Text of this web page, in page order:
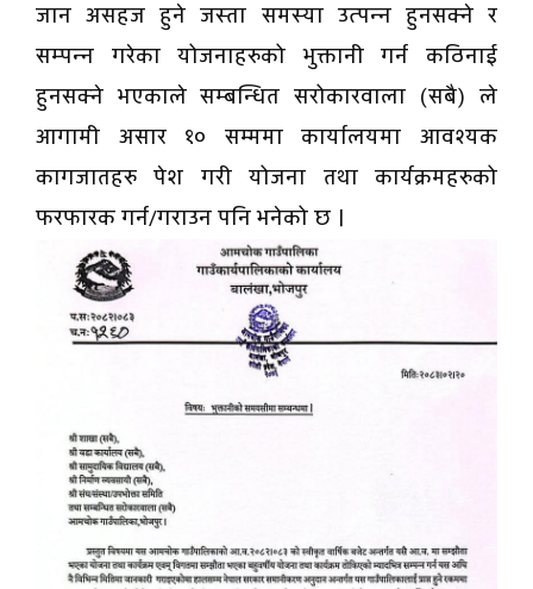
जान असहज हुने जस्ता समस्या उत्पन्न हुनसक्ने र
सम्पन्न गरेका योजनाहरुको भुक्तानी गर्न कठिनाई
हुनसक्ने भएकाले सम्बन्धित सरोकारवाला (सबै) ले
आगामी असार १० सम्ममा कार्यालयमा आवश्यक
कागजातहरु पेश गरी योजना तथा कार्यक्रमहरुको
फरफारक गर्न/गराउन पनि भनेको छ ।